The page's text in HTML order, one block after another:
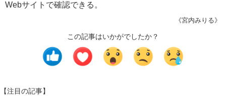
Webサイトで確認できる。
《宮内みりる》
この記事はいかがでしたか？
【注目の記事】